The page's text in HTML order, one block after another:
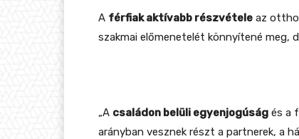
A férfiak aktívabb részvétele az
szakmai előmenetelét könnyítené meg,
„A családon belüli egyenjogúság és a
arányban vesznek részt a partnerek, a